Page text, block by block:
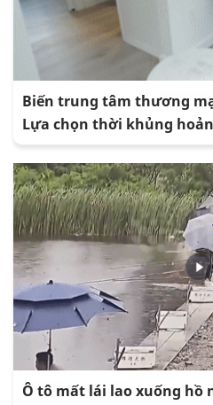
Biến trung tâm thương
Lựa chọn thời khủng
Ô tô mất lái lao xuống hồ